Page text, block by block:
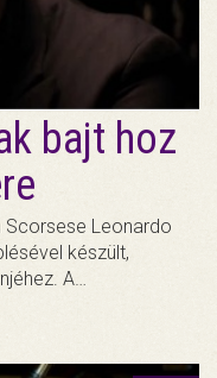
bajt hoz
Leonardo
készült,
A…